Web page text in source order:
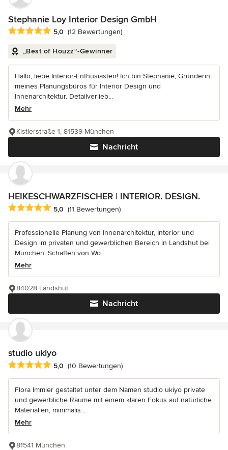
Stephanie Loy Interior Design GmbH
Durchschnittliche Bewertung: 5 von 5 Sternen
5,0 (12 Bewertungen)
„Best of Houzz“-Gewinner
Hallo, liebe Interior-Enthusiasten! Ich bin Stephanie, Gründerin
meines Planungsbüros für Interior Design und
Innenarchitektur. Detailverlieb...
Mehr
Nachricht
Kistlerstraße 1, 81539 München
HEIKESCHWARZFISCHER | INTERIOR. DESIGN.
Durchschnittliche Bewertung: 5 von 5 Sternen
5,0 (11 Bewertungen)
Professionelle Planung von Innenarchitektur, Interior und
Design im privaten und gewerblichen Bereich in Landshut bei
München. Schaffen von Wo...
Mehr
Nachricht
84028 Landshut
studio ukiyo
Durchschnittliche Bewertung: 5 von 5 Sternen
5,0 (10 Bewertungen)
Flora Immler gestaltet unter dem Namen studio ukiyo private
und gewerbliche Räume mit einem klaren Fokus auf natürliche
Materialien, minimalis...
Mehr
81541 München